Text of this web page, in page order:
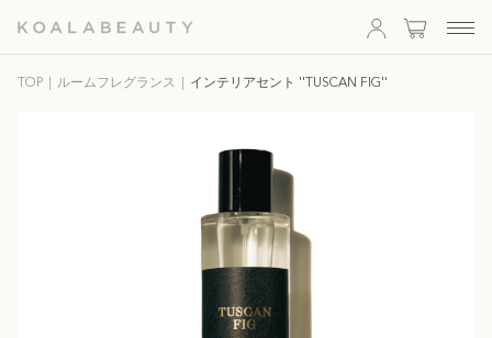
BEAUTY
TOP ルームフレグランス インテリアセント ''TUSCAN FIG''